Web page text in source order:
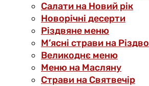
Салати на Новий рік
Новорічні десерти
Різдвяне меню
М’ясні страви на Різдво
Великоднє меню
Меню на Масляну
Страви на Святвечір